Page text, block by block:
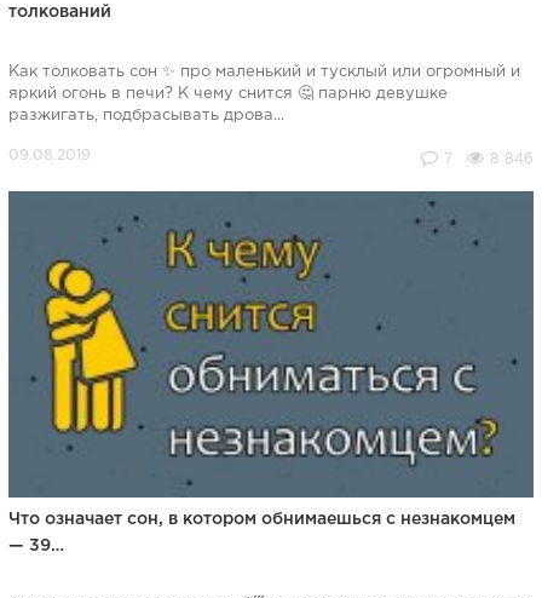
толкований
Как толковать сон ✨ про маленький и тусклый или огромный и
яркий огонь в печи? К чему снится 🤔 парню девушке
разжигать, подбрасывать дрова...
7 8 846
Что означает сон, в котором обнимаешься с незнакомцем
— 39…